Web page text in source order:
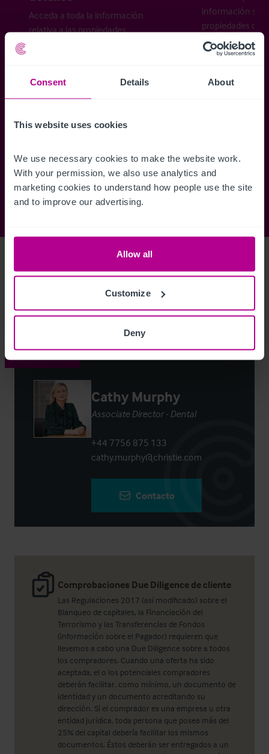
Consent Details About
This website uses cookies
We use necessary cookies to make the website work.
With your permission, we also use analytics and
marketing cookies to understand how people use the site
and to improve our advertising.
Allow all
Customize
Deny
Acceda a toda la información
relativa a las propiedades
información
propiedades
cómo desea
Regístrese ahora
to view full details
Comprobaciones Due Diligence de cliente
Las Regulaciones 2017 (así modificado) sobre el
Blanqueo de capitales, la Financiación del
Terrorismo y las Transferencias de Fondos
(información sobre el Pagador) requieren que
llevemos a cabo una Due Diligence sobre a todos
los compradores. Cuando una oferta ha sido
aceptada, el o los potenciales compradores
deberán facilitar, como mínimo, un documento de
identidad y un documento acreditando su
dirección. Si el comprador es una empresa u otra
entidad jurídica, toda persona que posea más del
25% del capital debería facilitar los mismos
documentos. Éstos deberán ser entregados a un
Contacto
Cathy Murphy
Associate Director - Dental
+44 7756 875 133
cathy.murphy@christie.com
Contacto